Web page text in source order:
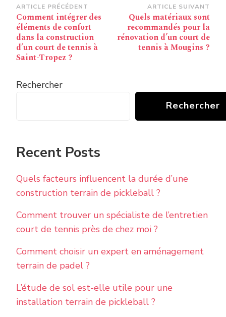
Navigation
d’article
ARTICLE PRÉCÉDENT
Comment intégrer des
éléments de confort
dans la construction
d’un court de tennis à
Saint-Tropez ?
ARTICLE SUIVANT
Quels matériaux sont
recommandés pour la
rénovation d’un court de
tennis à Mougins ?
Rechercher
Rechercher
Recent Posts
Quels facteurs influencent la durée d’une
construction terrain de pickleball ?
Comment trouver un spécialiste de l’entretien
court de tennis près de chez moi ?
Comment choisir un expert en aménagement
terrain de padel ?
L’étude de sol est-elle utile pour une
installation terrain de pickleball ?